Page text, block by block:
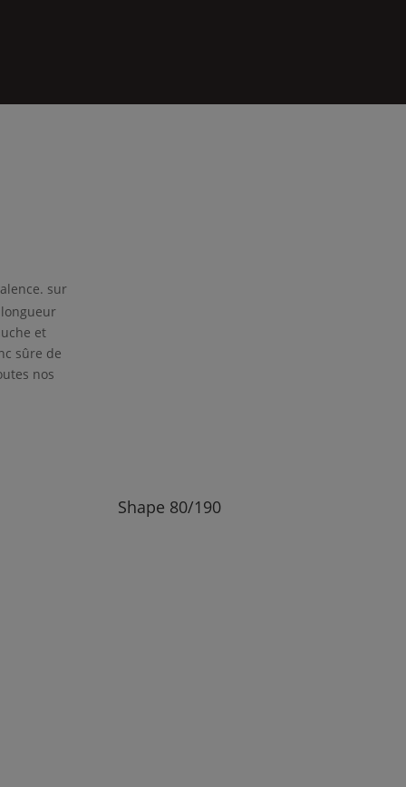
sur
et
sûre de
nos
Shape 80/190